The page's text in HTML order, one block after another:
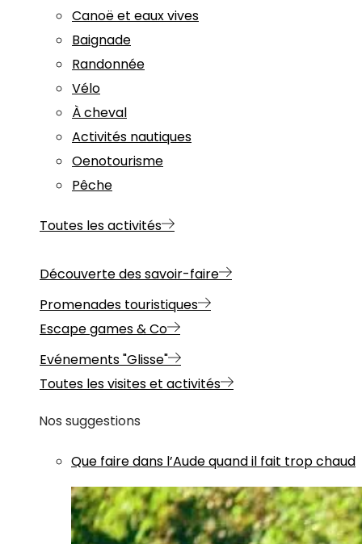
Canoë et eaux vives
Baignade
Randonnée
Vélo
À cheval
Activités nautiques
Oenotourisme
Pêche
Toutes les activités
Découverte des savoir-faire
Promenades touristiques
Escape games & Co
Evénements "Glisse"
Toutes les visites et activités
Nos suggestions
Que faire dans l’Aude quand il fait trop chaud